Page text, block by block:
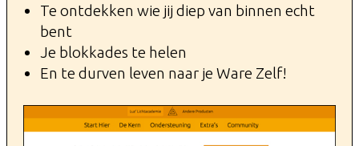
​Te ontdekken wie jij diep van binnen echt
bent
Je blokkades te helen
En te durven leven naar je Ware Zelf!